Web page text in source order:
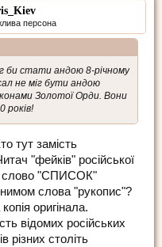
персона
би стати андою 8-річному
не міг бути андою
Золотої Орди. Вони
років!
тут замість
"фейків" російської
слово "СПИСОК"
слова "рукопис"?
оригінала.
відомих російських
різних століть